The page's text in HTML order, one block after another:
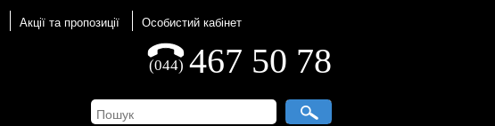
Акції та пропозиції Особистий кабінет
467 50 78
(044)